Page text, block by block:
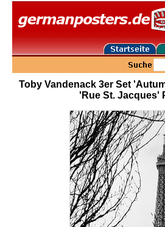
Toby Vandenack 3er Set
'Rue St. Jacques'